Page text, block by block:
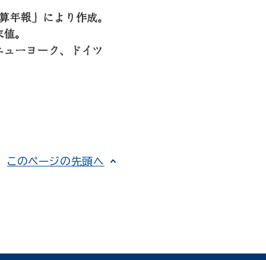
このページの先頭へ